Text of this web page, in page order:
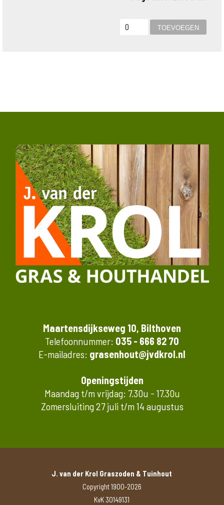
Maartensdijkseweg 10, Bilthoven
Telefoonnummer: 035 - 666 82 70
E-mailadres: grasenhout@jvdkrol.nl
Openingstijden
Maandag t/m vrijdag: 7.30u - 17.30u
Zomersluiting 27 juli t/m 14 augustus
J. van der Krol Graszoden & Tuinhout
Copyright 1900-2026
KvK 30149131